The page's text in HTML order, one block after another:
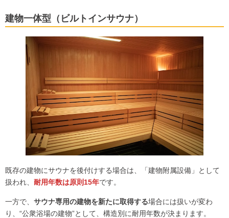
建物一体型（ビルトインサウナ）
既存の建物にサウナを後付けする場合は、「建物附属設備」として
扱われ、 耐用年数は原則15年です。
一方で、 サウナ専用の建物を新たに取得する場合には扱いが変わ
り、“公衆浴場の建物”として、構造別に耐用年数が決まります。